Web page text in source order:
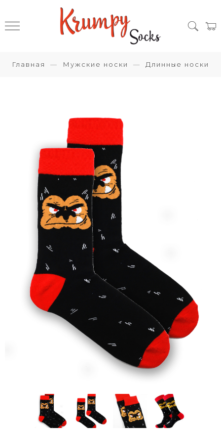
Главная Мужские носки Длинные носки